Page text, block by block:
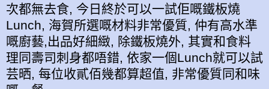
次都無去食, 今日終於可以一試佢嘅鐵板燒
Lunch, 海賀所選嘅材料非常優質, 仲有高水準
嘅廚藝,出品好細緻, 除鐵板燒外, 其實和食料
理同壽司刺身都唔錯, 依家一個Lunch就可以試
芸晒, 每位收貳佰幾都算超值, 非常優質同和味